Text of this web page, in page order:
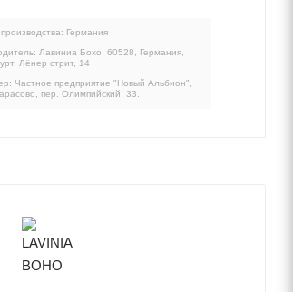
Германия
Лавиниа Бохо, 60528, Германия,
Лёнер стрит, 14
Частное предприятие "Новый Альбион",
пер. Олимпийский, 33.